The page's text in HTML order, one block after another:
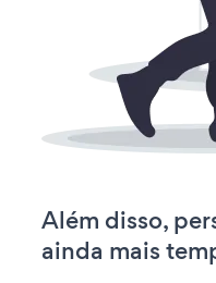
Além disso,
ainda mais